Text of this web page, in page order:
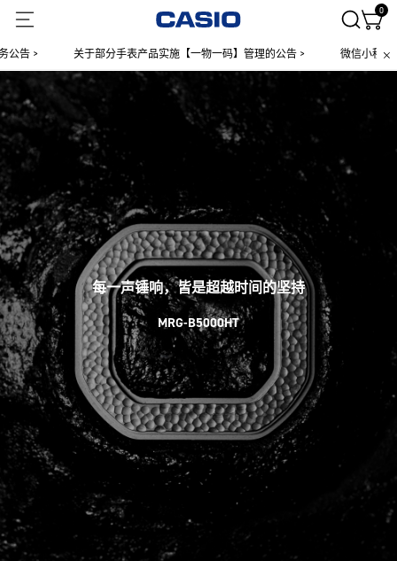
0
关于部分手表产品实施【一物一码】管理的公告 > 微信小程序上线售
每一声锤响，皆是超越时间的坚持
MRG-B5000HT